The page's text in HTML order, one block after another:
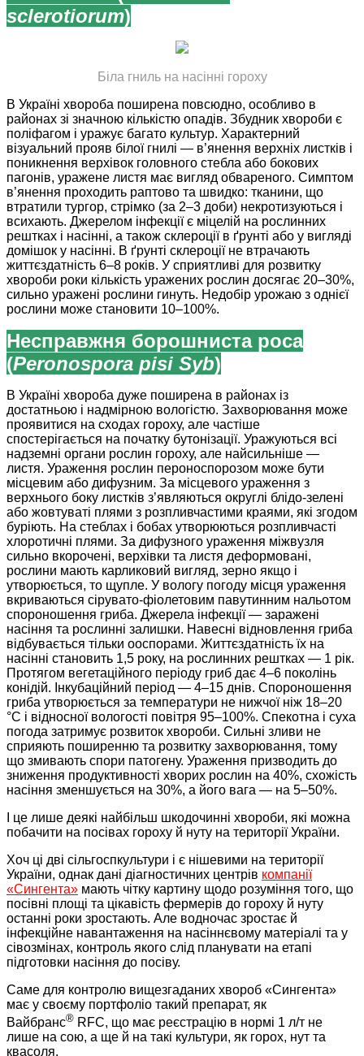
sclerotiorum)
Біла гниль на насінні гороху
В Україні хвороба поширена повсюдно, особливо в
районах зі значною кількістю опадів. Збудник хвороби є
поліфагом і уражує багато культур. Характерний
візуальний прояв білої гнилі — в’янення верхніх листків і
поникнення верхівок головного стебла або бокових
пагонів, уражене листя має вигляд обвареного. Симптом
в’янення проходить раптово та швидко: тканини, що
втратили тургор, стрімко (за 2–3 доби) некротизуються і
всихають. Джерелом інфекції є міцелій на рослинних
рештках і насінні, а також склероції в ґрунті або у вигляді
домішок у насінні. В ґрунті склероції не втрачають
життєздатність 6–8 років. У сприятливі для розвитку
хвороби роки кількість уражених рослин досягає 20–30%,
сильно уражені рослини гинуть. Недобір урожаю з однієї
рослини може становити 10–100%.
Несправжня борошниста роса
(Peronospora pisi Syb)
В Україні хвороба дуже поширена в районах із
достатньою і надмірною вологістю. Захворювання може
проявитися на сходах гороху, але частіше
спостерігається на початку бутонізації. Уражуються всі
надземні органи рослин гороху, але найсильніше —
листя. Ураження рослин пероноспорозом може бути
місцевим або дифузним. За місцевого ураження з
верхнього боку листків з’являються округлі блідо-зелені
або жовтуваті плями з розпливчастими краями, які згодом
буріють. На стеблах і бобах утворюються розпливчасті
хлоротичні плями. За дифузного ураження міжвузля
сильно вкорочені, верхівки та листя деформовані,
рослини мають карликовий вигляд, зерно якщо і
утворюється, то щупле. У вологу погоду місця ураження
вкриваються сірувато-фіолетовим павутинним нальотом
спороношення гриба. Джерела інфекції — заражені
насіння та рослинні залишки. Навесні відновлення гриба
відбувається тільки ооспорами. Життєздатність їх на
насінні становить 1,5 року, на рослинних рештках — 1 рік.
Протягом вегетаційного періоду гриб дає 4–6 поколінь
конідій. Інкубаційний період — 4–15 днів. Спороношення
гриба утворюється за температури не нижчої ніж 18–20
°С і відносної вологості повітря 95–100%. Спекотна і суха
погода затримує розвиток хвороби. Сильні зливи не
сприяють поширенню та розвитку захворювання, тому
що змивають спори патогену. Ураження призводить до
зниження продуктивності хворих рослин на 40%, схожість
насіння зменшується на 30%, а його вага — на 5–50%.
І це лише деякі найбільш шкодочинні хвороби, які можна
побачити на посівах гороху й нуту на території України.
Хоч ці дві сільгоспкультури і є нішевими на території
України, однак дані діагностичних центрів компанії
«Сингента» мають чітку картину щодо розуміння того, що
посівні площі та цікавість фермерів до гороху й нуту
останні роки зростають. Але водночас зростає й
інфекційне навантаження на насіннєвому матеріалі та у
сівозмінах, контроль якого слід планувати на етапі
підготовки насіння до посіву.
Саме для контролю вищезгаданих хвороб «Сингента»
має у своєму портфоліо такий препарат, як
Вайбранс® RFC, що має реєстрацію в нормі 1 л/т не
лише на сою, а ще й на такі культури, як горох, нут та
квасоля.